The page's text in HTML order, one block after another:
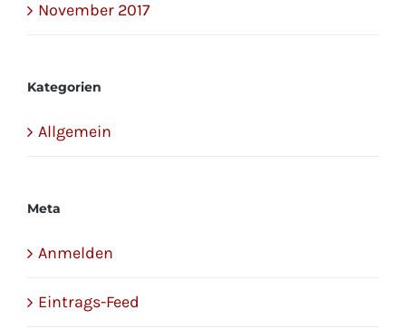
November 2017
Kategorien
Allgemein
Meta
Anmelden
Eintrags-Feed